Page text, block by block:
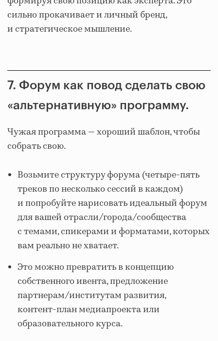
сильно прокачивает и личный бренд,
и стратегическое мышление.
7. Форум как повод сделать свою
«альтернативную» программу.
Чужая программа — хороший шаблон, чтобы
собрать свою.
Возьмите структуру форума (четыре-пять
треков по несколько сессий в каждом)
и попробуйте нарисовать идеальный форум
для вашей отрасли/города/сообщества
с темами, спикерами и форматами, которых
вам реально не хватает.
Это можно превратить в концепцию
собственного ивента, предложение
партнерам/институтам развития,
контент‑план медиапроекта или
образовательного курса.